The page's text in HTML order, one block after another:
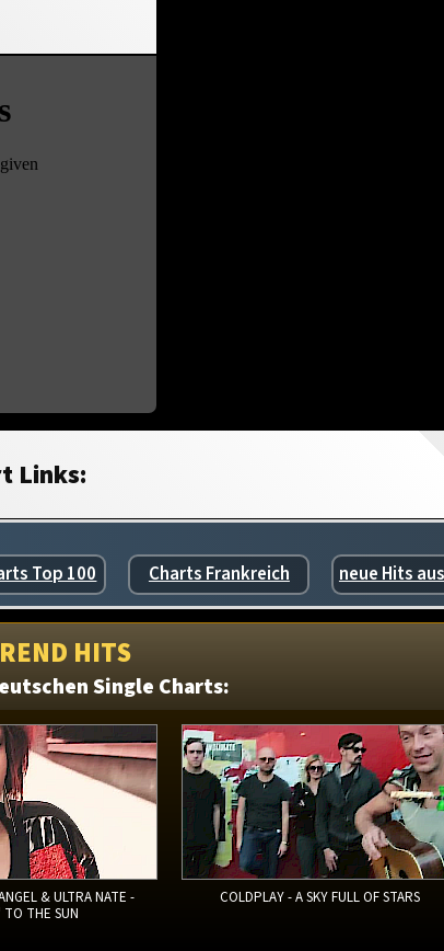
Links:
Top 100 Charts Frankreich neue Hits
HITS
Single Charts:
& ULTRA NATE -
TO THE SUN
COLDPLAY - A SKY FULL OF STARS